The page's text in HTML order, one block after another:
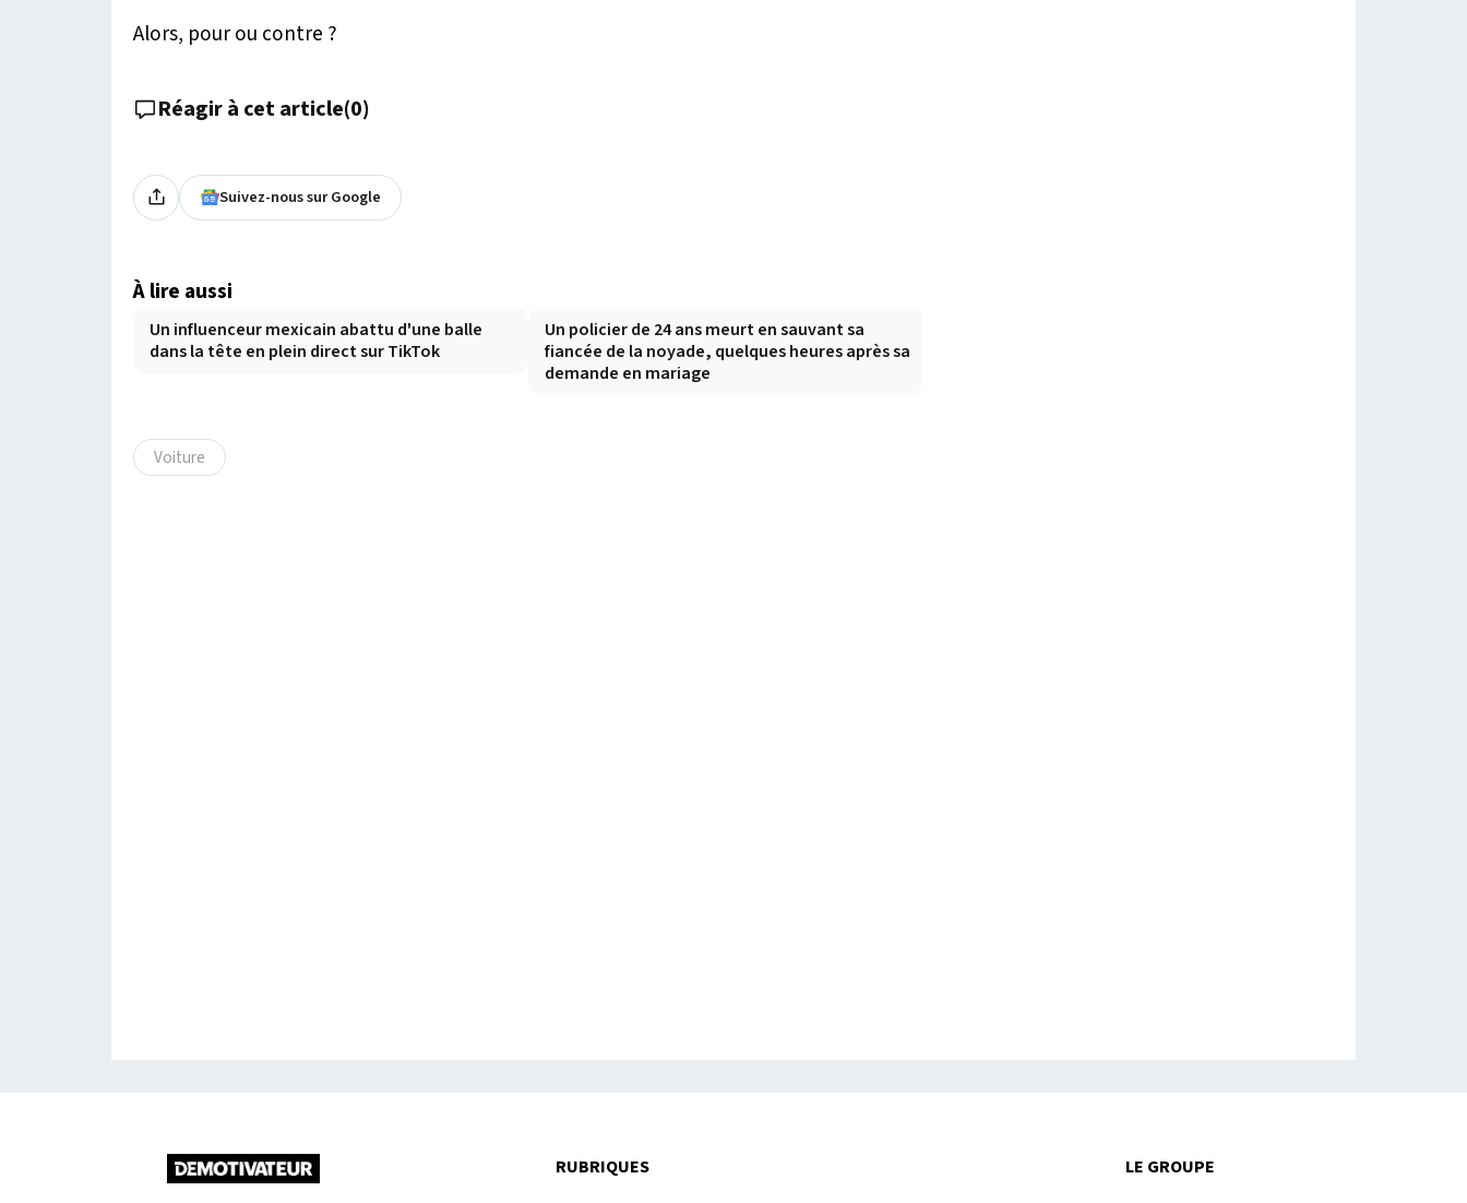
Alors, pour ou contre ?
Réagir à cet article(0)
Suivez-nous sur Google
À lire aussi
Un influenceur mexicain abattu d'une balle
dans la tête en plein direct sur TikTok
Un policier de 24 ans meurt en sauvant sa
fiancée de la noyade, quelques heures après sa
demande en mariage
Voiture
RUBRIQUES LE GROUPE